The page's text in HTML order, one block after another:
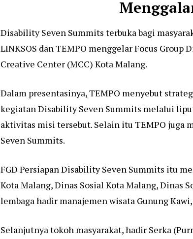
Disability Seven Summits terbuka bagi
LINKSOS dan TEMPO menggelar Focus Group
Creative Center (MCC) Kota Malang.
Dalam presentasinya, TEMPO menyebut
kegiatan Disability Seven Summits melalui
aktivitas misi tersebut. Selain itu TEMPO juga
Seven Summits.
FGD Persiapan Disability Seven Summits itu
Kota Malang, Dinas Sosial Kota Malang, Dinas
lembaga hadir manajemen wisata Gunung
Selanjutnya tokoh masyarakat, hadir Serka